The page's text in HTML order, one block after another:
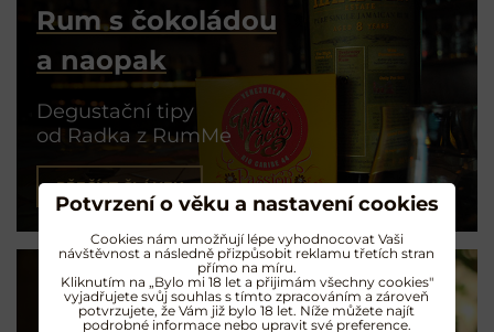
Rum s čokoládou
a naopak
Degustační tipy
od Radka z RumMe
PŘEČÍST ČLÁNEK
Koktejly na rumu
Potvrzení o věku a nastavení cookies
Cookies nám umožňují lépe vyhodnocovat Vaši
návštěvnost a následně přizpůsobit reklamu třetích stran
přímo na míru.
Kliknutím na „Bylo mi 18 let a přijimám všechny cookies"
vyjadřujete svůj souhlas s tímto zpracováním a zároveň
potvrzujete, že Vám již bylo 18 let. Níže můžete najít
podrobné informace nebo upravit své preference.